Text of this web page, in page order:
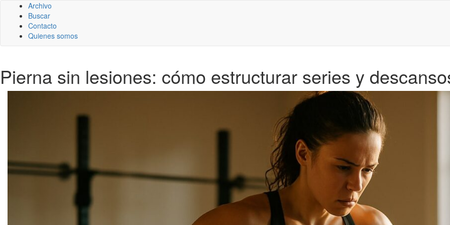
Archivo
Buscar
Contacto
Quienes somos
Pierna sin lesiones: cómo estructurar series y